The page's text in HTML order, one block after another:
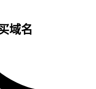
域名